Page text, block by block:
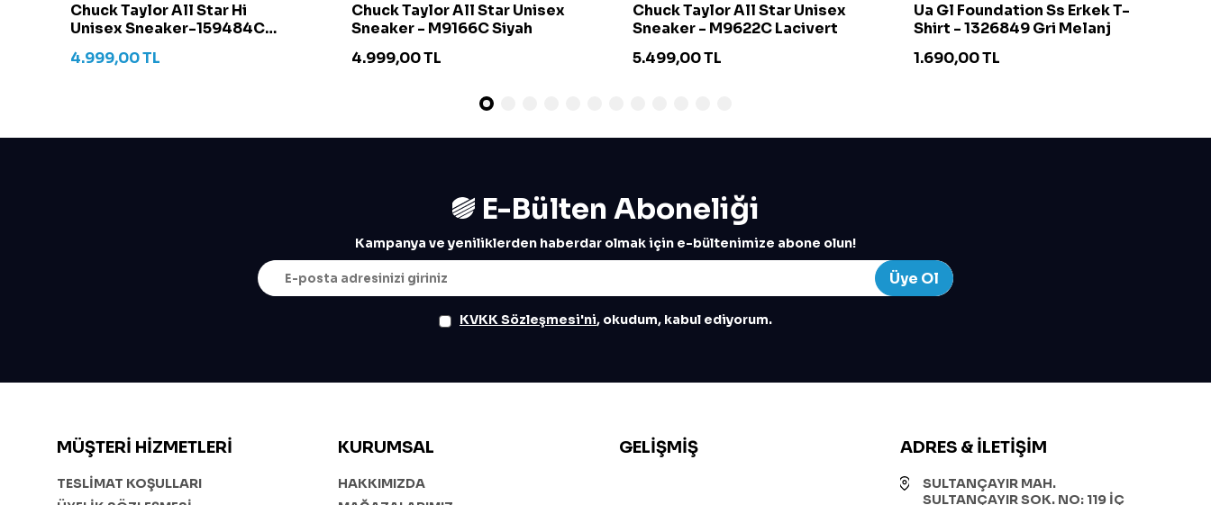
Chuck Taylor All Star Hi
Unisex Sneaker-159484C
Krem
4.999,00TL
Chuck Taylor All Star Unisex
Sneaker - M9166C Siyah
4.999,00TL
Chuck Taylor All Star Unisex
Sneaker - M9622C Lacivert
5.499,00TL
Ua Gl Foundation Ss Erkek T-
Shirt - 1326849 Gri Melanj
1.690,00TL
E-Bülten Aboneliği
Kampanya ve yeniliklerden haberdar olmak için e-bültenimize abone olun!
Üye Ol
KVKK Sözleşmesi'ni, okudum, kabul ediyorum.
MÜŞTERI HIZMETLERI
TESLİMAT KOŞULLARI
KURUMSAL
HAKKIMIZDA
GELIŞMIŞ ADRES & İLETIŞIM
SULTANÇAYIR MAH.
SULTANÇAYIR SOK. NO: 119 İÇ